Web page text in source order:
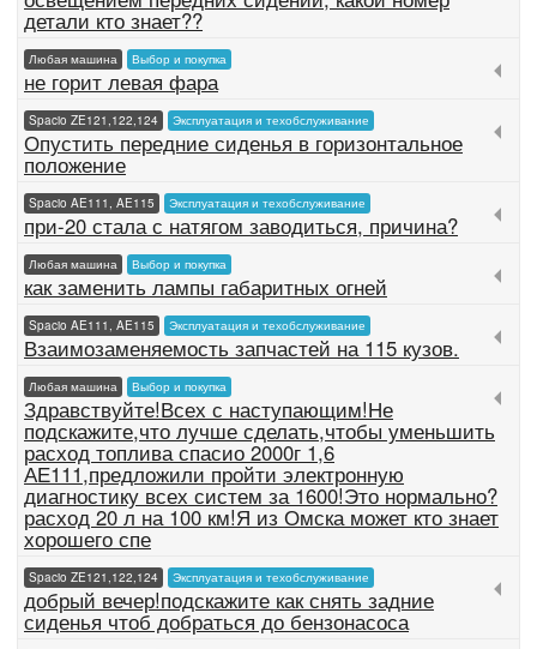
детали кто знает??
Любая машина Выбор и покупка
не горит левая фара
Spacio ZE121,122,124 Эксплуатация и техобслуживание
Опустить передние сиденья в горизонтальное
положение
Spacio AE111, AE115 Эксплуатация и техобслуживание
при-20 стала с натягом заводиться, причина?
Любая машина Выбор и покупка
как заменить лампы габаритных огней
Spacio AE111, AE115 Эксплуатация и техобслуживание
Взаимозаменяемость запчастей на 115 кузов.
Любая машина Выбор и покупка
Здравствуйте!Всех с наступающим!Не
подскажите,что лучше сделать,чтобы уменьшить
расход топлива спасио 2000г 1,6
АЕ111,предложили пройти электронную
диагностику всех систем за 1600!Это нормально?
расход 20 л на 100 км!Я из Омска может кто знает
хорошего спе
Spacio ZE121,122,124 Эксплуатация и техобслуживание
добрый вечер!подскажите как снять задние
сиденья чтоб добраться до бензонасоса